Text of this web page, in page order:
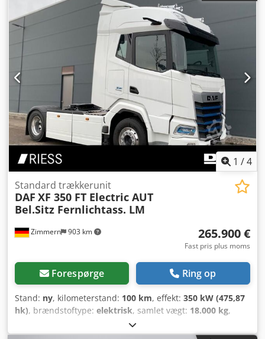
1 /4
Zimmern 903 km
Standard trækkerunit
DAF XF 350 FT Electric AUT
Bel.Sitz Fernlichtass. LM
265.900 €
Fast pris plus moms
Forespørge Ring op
Stand: ny, kilometerstand: 100 km, effekt: 350 kW (475,87
hk), brændstoftype: elektrisk, samlet vægt: 18.000 kg,
automatisk
6, Udstyr:elektronisk stabilitetsprogram (ESP),